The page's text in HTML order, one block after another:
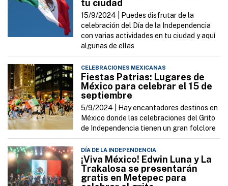
tu ciudad
15/9/2024 |
Puedes disfrutar de la
celebración del Día de la Independencia
con varias actividades en tu ciudad y aquí
algunas de ellas
CELEBRACIONES MEXICANAS
Fiestas Patrias: Lugares de
México para celebrar el 15 de
septiembre
5/9/2024 |
Hay encantadores destinos en
México donde las celebraciones del Grito
de Independencia tienen un gran folclore
DÍA DE LA INDEPENDENCIA
¡Viva México! Edwin Luna y La
Trakalosa se presentarán
gratis en Metepec para